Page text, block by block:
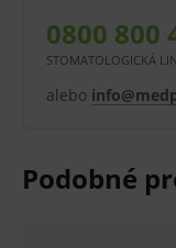
prečítajte
návod na použitie.
V prípade
hygienických
zmluvy v lehote 14
0800 800
STOMATOLOGICKÁ
alebo